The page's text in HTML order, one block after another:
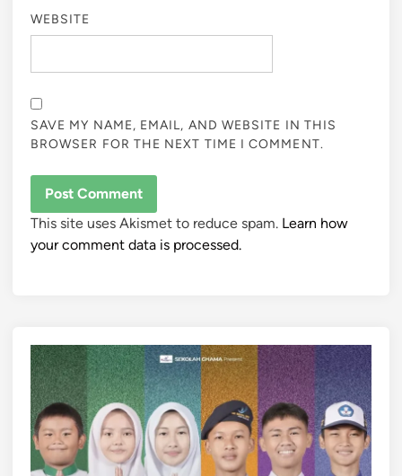
WEBSITE
SAVE MY NAME, EMAIL, AND WEBSITE IN THIS
BROWSER FOR THE NEXT TIME I COMMENT.
This site uses Akismet to reduce spam. Learn how
your comment data is processed.